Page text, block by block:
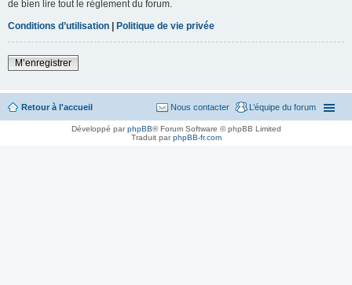
de bien lire tout le règlement du forum.
Conditions d’utilisation | Politique de vie privée
M’enregistrer
Retour à l'accueil L’équipe du forum
Nous contacter
Développé parphpBB® Forum Software © phpBB Limited
Traduit parphpBB-fr.com